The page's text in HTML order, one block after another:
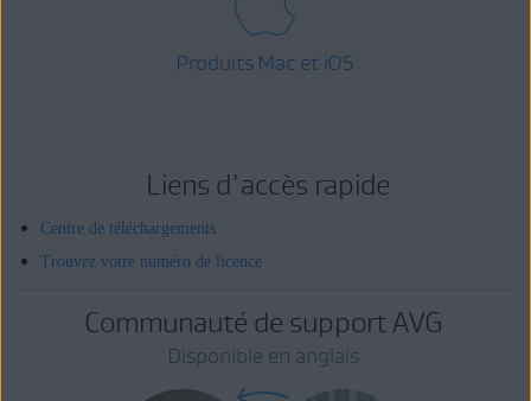
Produits Mac et iOS
Liens d'accès rapide
Centre de téléchargements
Trouvez votre numéro de licence
Communauté de support AVG
Disponible en anglais